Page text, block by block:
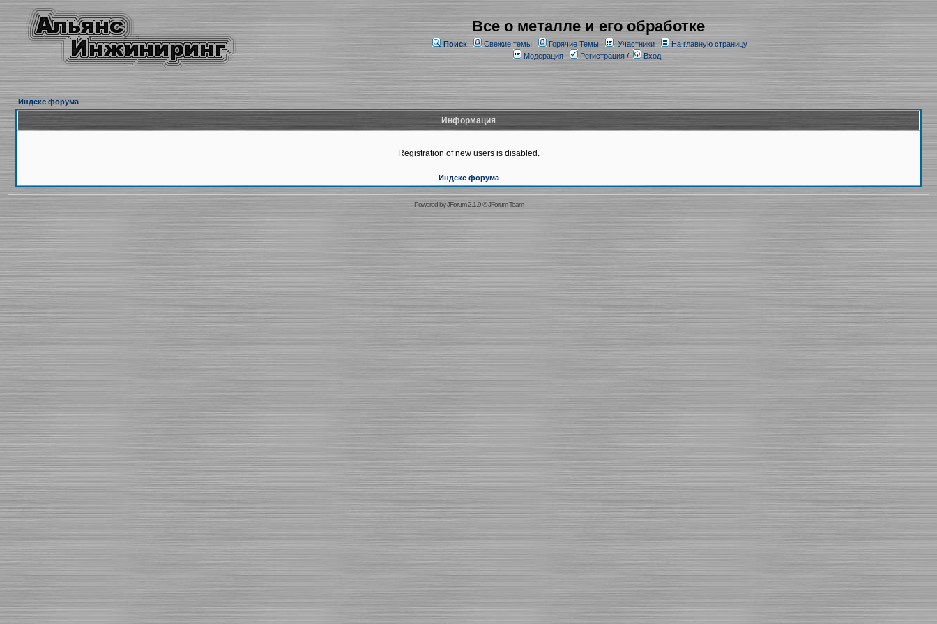
Все о металле и его обработке
Поиск Свежие темы Горячие Темы Участники
На главную страницу
Модерация
Регистрация/ Вход
Индекс форума
Информация
Registration of new users is disabled.
Индекс форума
Powered byJForum 2.1.9©JForum Team